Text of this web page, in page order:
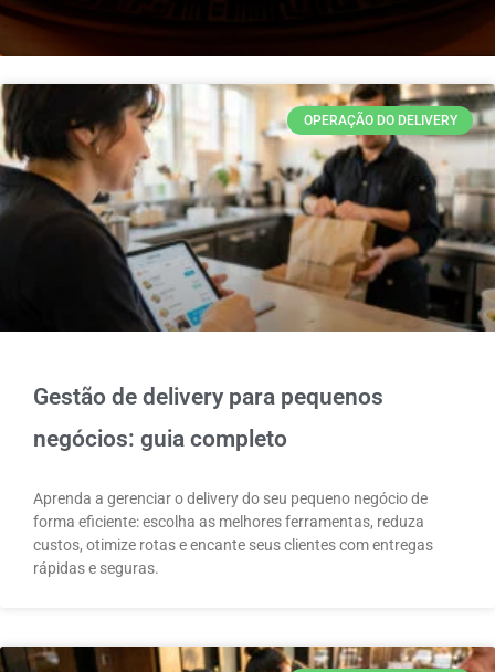
OPERAÇÃO DO DELIVERY
Gestão de delivery para pequenos
negócios: guia completo
Aprenda a gerenciar o delivery do seu pequeno negócio de
forma eficiente: escolha as melhores ferramentas, reduza
custos, otimize rotas e encante seus clientes com entregas
rápidas e seguras.
PagePage